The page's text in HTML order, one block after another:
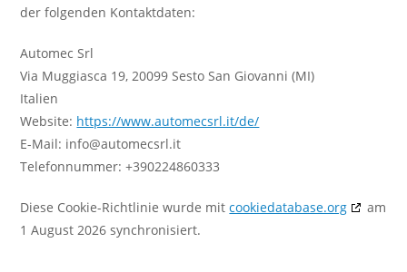
der folgenden Kontaktdaten:
Automec Srl
Via Muggiasca 19, 20099 Sesto San Giovanni (MI)
Italien
Website: https://www.automecsrl.it/de/
E-Mail: info@automecsrl.it
Telefonnummer: +390224860333
Diese Cookie-Richtlinie wurde mitcookiedatabase.org
am
1 August 2026 synchronisiert.